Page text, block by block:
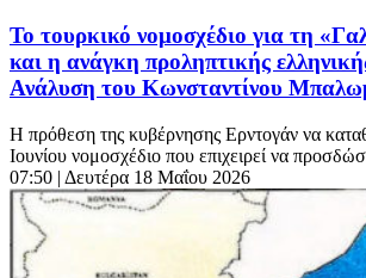
Το τουρκικό νομοσχέδιο για τη
και η ανάγκη προληπτικής
Ανάλυση του Κωνσταντίνου
Η πρόθεση της κυβέρνησης Ερντογάν να
Ιουνίου νομοσχέδιο που επιχειρεί να
07:50 | Δευτέρα 18 Μαΐου 2026